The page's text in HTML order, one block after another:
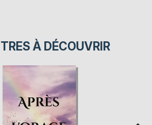
À DÉCOUVRIR